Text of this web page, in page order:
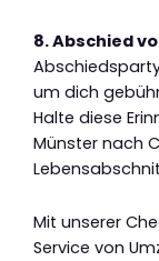
8. Abschied
um dich
Halte diese
Münster nach
Mit unserer
Service von